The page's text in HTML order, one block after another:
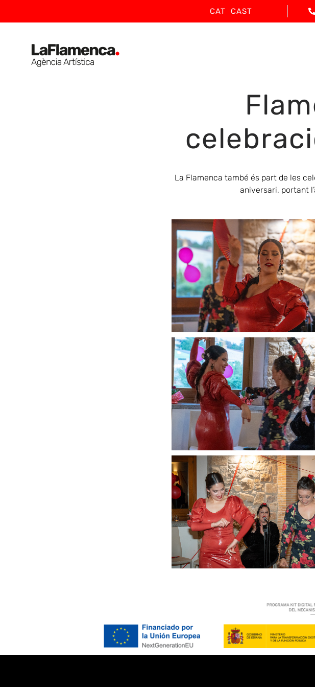
CAT CAST
La Flamenca també és part de les
aniversari, portant